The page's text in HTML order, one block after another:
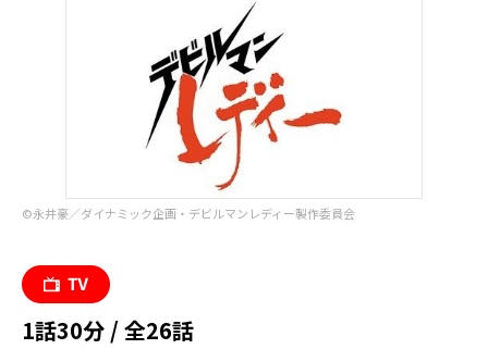
©︎永井豪／ダイナミック企画・デビルマンレディー製作委員会
1話30分 / 全26話